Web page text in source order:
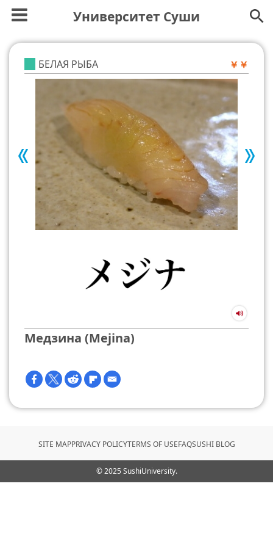
Университет Суши
БЕЛАЯ РЫБА
Медзина (Mejina)
SITE MAPPRIVACY POLICYTERMS OF USEFAQSUSHI BLOG
© 2025 SushiUniversity.